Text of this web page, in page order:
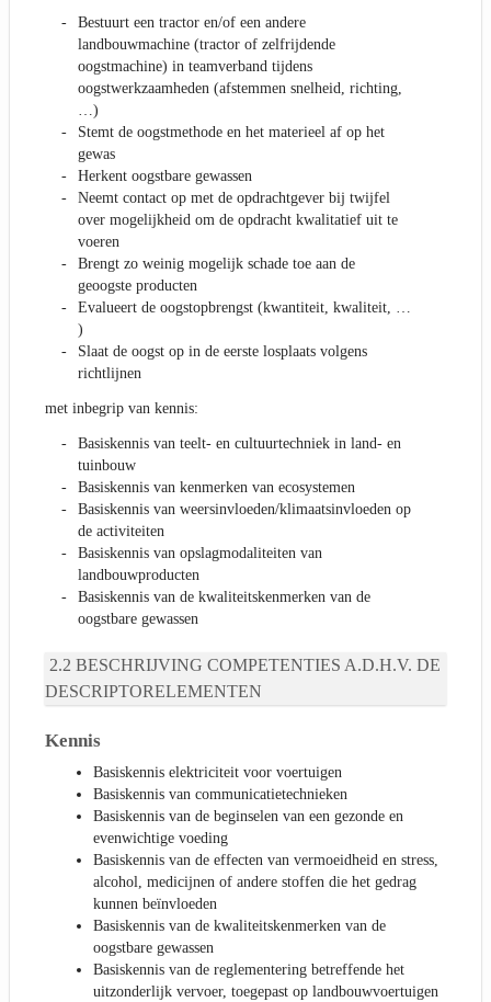
Bestuurt een tractor en/of een andere
landbouwmachine (tractor of zelfrijdende
oogstmachine) in teamverband tijdens
oogstwerkzaamheden (afstemmen snelheid, richting,
…)
Stemt de oogstmethode en het materieel af op het
gewas
Herkent oogstbare gewassen
Neemt contact op met de opdrachtgever bij twijfel
over mogelijkheid om de opdracht kwalitatief uit te
voeren
Brengt zo weinig mogelijk schade toe aan de
geoogste producten
Evalueert de oogstopbrengst (kwantiteit, kwaliteit, …
)
Slaat de oogst op in de eerste losplaats volgens
richtlijnen
met inbegrip van kennis:
Basiskennis van teelt- en cultuurtechniek in land- en
tuinbouw
Basiskennis van kenmerken van ecosystemen
Basiskennis van weersinvloeden/klimaatsinvloeden op
de activiteiten
Basiskennis van opslagmodaliteiten van
landbouwproducten
Basiskennis van de kwaliteitskenmerken van de
oogstbare gewassen
BESCHRIJVING COMPETENTIES A.D.H.V. DE
DESCRIPTORELEMENTEN
Kennis
Basiskennis elektriciteit voor voertuigen
Basiskennis van communicatietechnieken
Basiskennis van de beginselen van een gezonde en
evenwichtige voeding
Basiskennis van de effecten van vermoeidheid en stress,
alcohol, medicijnen of andere stoffen die het gedrag
kunnen beïnvloeden
Basiskennis van de kwaliteitskenmerken van de
oogstbare gewassen
Basiskennis van de reglementering betreffende het
uitzonderlijk vervoer, toegepast op landbouwvoertuigen